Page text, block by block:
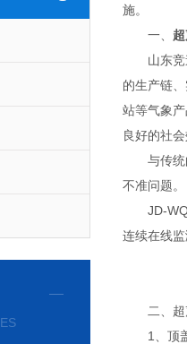
施。
一、
山东竞道
的生产链
站等气象
良好的社
与传统的
不准问题。
JD-
连续在线
二、超
1、顶盖